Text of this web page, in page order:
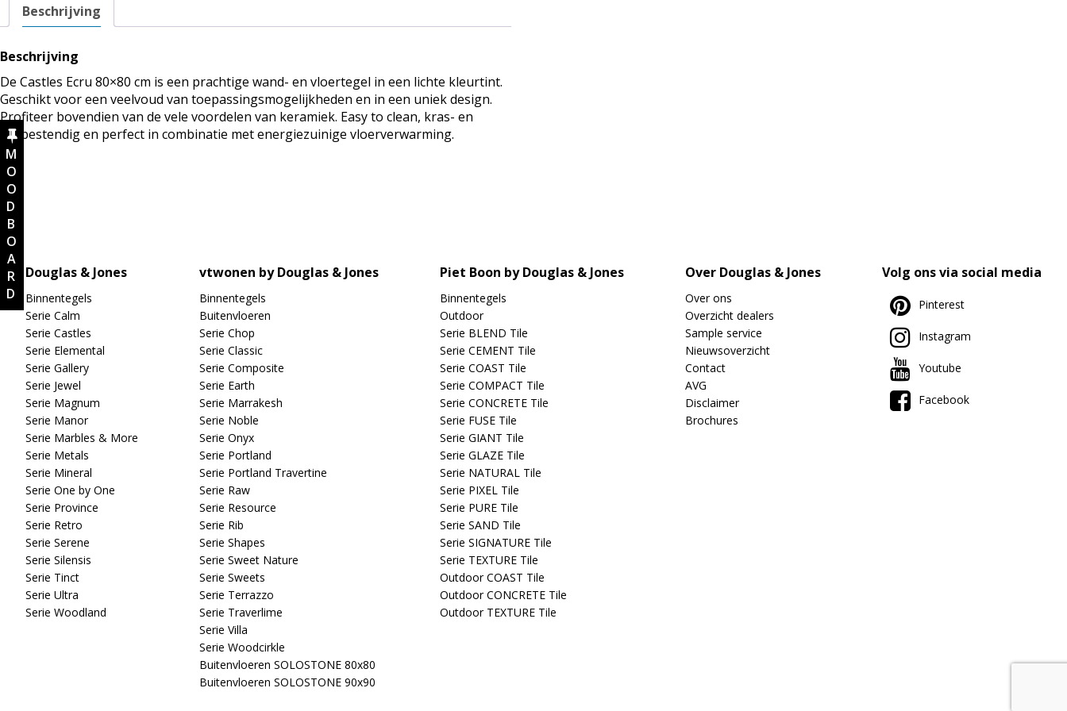
Beschrijving
Beschrijving
De Castles Ecru 80×80 cm is een prachtige wand- en vloertegel in een lichte kleurtint.
Geschikt voor een veelvoud van toepassingsmogelijkheden en in een uniek design.
Profiteer bovendien van de vele voordelen van keramiek. Easy to clean, kras- en
slijtbestendig en perfect in combinatie met energiezuinige vloerverwarming.
Douglas & Jones
Binnentegels
Serie Calm
Serie Castles
Serie Elemental
Serie Gallery
Serie Jewel
Serie Magnum
Serie Manor
Serie Marbles & More
Serie Metals
Serie Mineral
Serie One by One
Serie Province
Serie Retro
Serie Serene
Serie Silensis
Serie Tinct
Serie Ultra
Serie Woodland
vtwonen by Douglas & Jones
Binnentegels
Buitenvloeren
Serie Chop
Serie Classic
Serie Composite
Serie Earth
Serie Marrakesh
Serie Noble
Serie Onyx
Serie Portland
Serie Portland Travertine
Serie Raw
Serie Resource
Serie Rib
Serie Shapes
Serie Sweet Nature
Serie Sweets
Serie Terrazzo
Serie Traverlime
Serie Villa
Serie Woodcirkle
Buitenvloeren SOLOSTONE 80x80
Buitenvloeren SOLOSTONE 90x90
Piet Boon by Douglas & Jones
Binnentegels
Outdoor
Serie BLEND Tile
Serie CEMENT Tile
Serie COAST Tile
Serie COMPACT Tile
Serie CONCRETE Tile
Serie FUSE Tile
Serie GIANT Tile
Serie GLAZE Tile
Serie NATURAL Tile
Serie PIXEL Tile
Serie PURE Tile
Serie SAND Tile
Serie SIGNATURE Tile
Serie TEXTURE Tile
Outdoor COAST Tile
Outdoor CONCRETE Tile
Outdoor TEXTURE Tile
Over Douglas & Jones
Over ons
Overzicht dealers
Sample service
Nieuwsoverzicht
Contact
AVG
Disclaimer
Brochures
Volg ons via social media
Pinterest
Instagram
Youtube
Facebook
MOODBOARD